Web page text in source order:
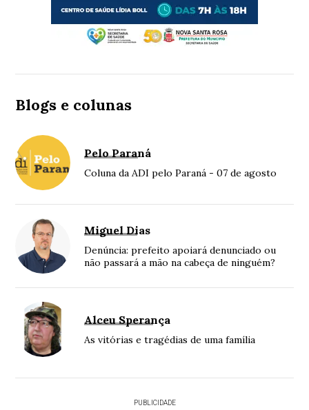
Blogs e colunas
Pelo Paraná
Coluna da ADI pelo Paraná - 07 de agosto
Miguel Dias
Denúncia: prefeito apoiará denunciado ou
não passará a mão na cabeça de ninguém?
Alceu Sperança
As vitórias e tragédias de uma família
PUBLICIDADE